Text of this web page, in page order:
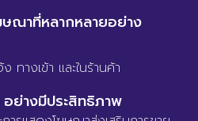
ษณาที่หลากหลายอย่าง
ทางเข้า และในร้านค้า
ย่างมีประสิทธิภาพ